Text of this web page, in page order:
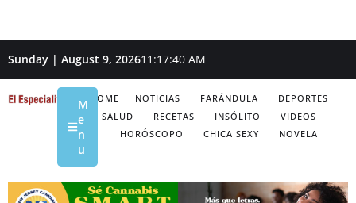
Sunday | August 9, 202611:17:41 AM
HOME NOTICIAS FARÁNDULA
DEPORTES
SALUD
RECETAS INSÓLITO
VIDEOS
HORÓSCOPO
CHICA SEXY NOVELA
M
e
n
u